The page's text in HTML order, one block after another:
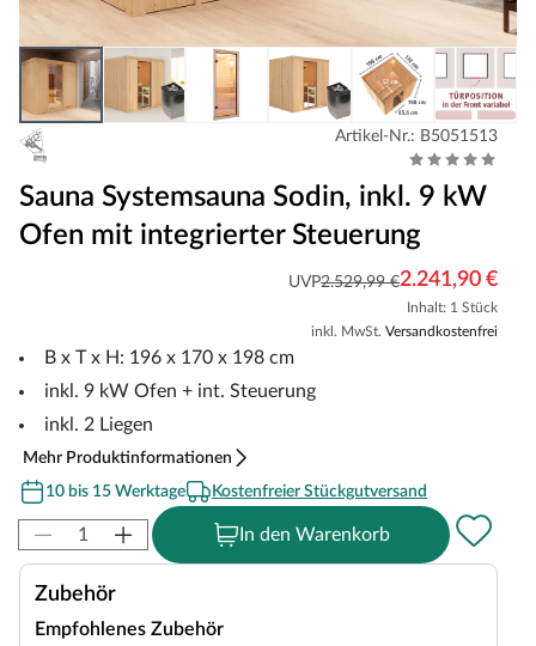
Artikel-Nr.: B5051513
Sauna Systemsauna Sodin, inkl. 9 kW
Ofen mit integrierter Steuerung
UVP2.529,99 €2.241,90 €
Inhalt: 1 Stück
inkl. MwSt. Versandkostenfrei
B x T x H: 196 x 170 x 198 cm
inkl. 9 kW Ofen + int. Steuerung
inkl. 2 Liegen
Mehr Produktinformationen
10 bis 15 Werktage
Kostenfreier Stückgutversand
In den Warenkorb
Zubehör
Empfohlenes Zubehör